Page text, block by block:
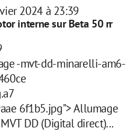
2024 à 23:39
interne sur Beta 50 rr
-mvt-dd-minarelli-am6-
6f1b5.jpg"> Allumage
DD (Digital direct)...